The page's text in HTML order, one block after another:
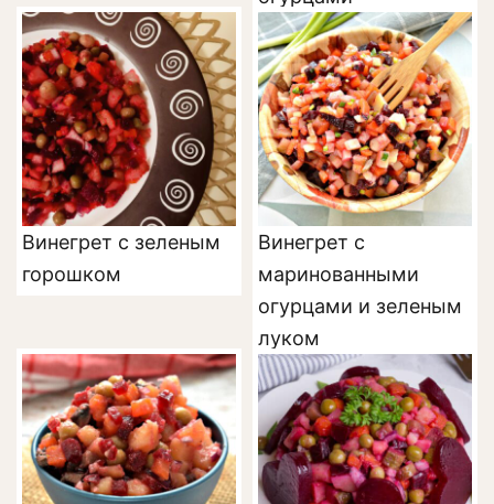
Винегрет с зеленым
горошком
Винегрет с
маринованными
огурцами и зеленым
луком